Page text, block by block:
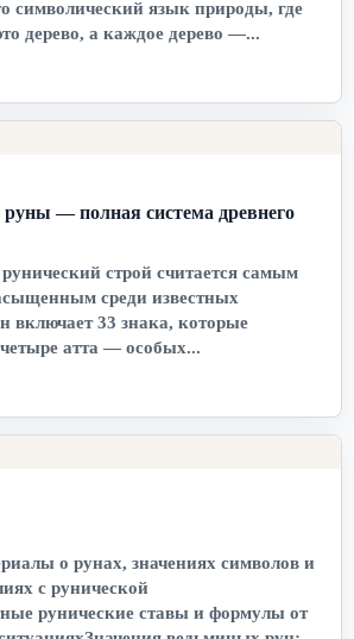
символический язык природы, где
дерево, а каждое дерево —...
— полная система древнего
строй считается самым
среди известных
включает 33 знака, которые
атта — особых...
о рунах, значениях символов и
с рунической
рунические ставы и формулы от